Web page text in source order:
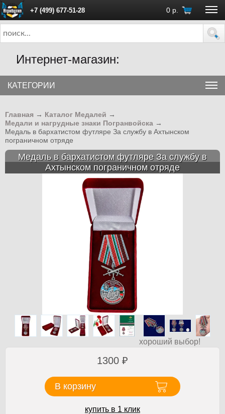
+7 (499) 677-51-28 0 р.
ПН - ПТ с 10:00 до 18:00 (Москва)
Интернет-магазин:
КАТЕГОРИИ
Главная → Каталог Медалей →
Медали и нагрудные знаки Погранвойска →
Медаль в бархатистом футляре За службу в Ахтынском
пограничном отряде
Медаль в бархатистом футляре За службу в
Ахтынском пограничном отряде
хороший выбор!
1300 ₽
В корзину
купить в 1 клик